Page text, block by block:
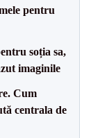
pentru
soția sa,
imaginile
Cum
centrala de